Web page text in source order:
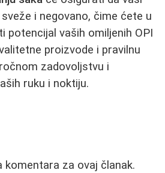
i negovano, čime ćete u
potencijal vaših omiljenih OPI
proizvode i pravilnu
zadovoljstvu i
ruku i noktiju.
komentara za ovaj članak.